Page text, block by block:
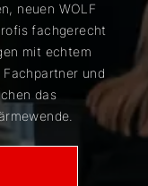
neuen WOLF
fachgerecht
mit echtem
und
das